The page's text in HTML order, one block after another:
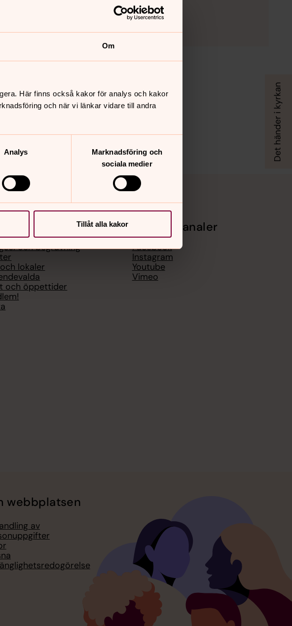
Om
Här finns också kakor för analys och kakor
och när vi länkar vidare till andra
Analys
Marknadsföring och
sociala medier
Tillåt alla kakor
och begravning
lokaler
och öppettider
Sociala kanaler
Facebook
Instagram
Youtube
Vimeo
webbplatsen
av